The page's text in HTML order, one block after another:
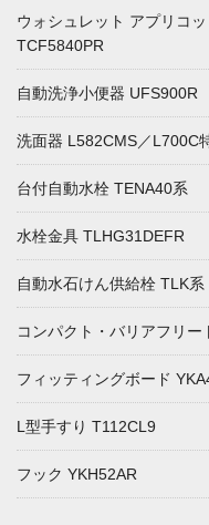
ウォシュレット アプリコ
TCF5840PR
自動洗浄小便器 UFS900R
洗面器 L582CMS／L700C
台付自動水栓 TENA40系
水栓金具 TLHG31DEFR
自動水石けん供給栓 TLK系
コンパクト・バリアフリ
フィッティングボード
L型手すり T112CL9
フック YKH52AR